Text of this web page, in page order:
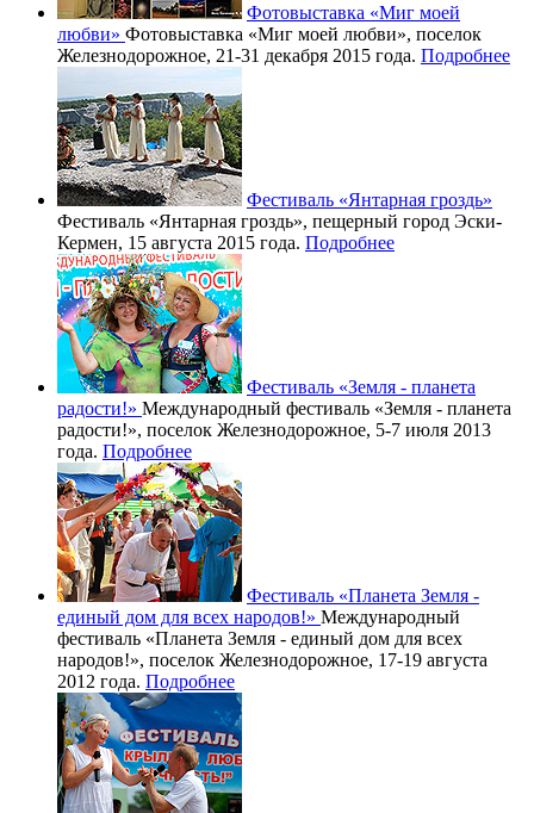
Фотовыставка «Миг моей
любви» Фотовыставка «Миг моей любви», поселок
Железнодорожное, 21-31 декабря 2015 года. Подробнее
Фестиваль «Янтарная гроздь»
Фестиваль «Янтарная гроздь», пещерный город Эски-
Кермен, 15 августа 2015 года. Подробнее
Фестиваль «Земля - планета
радости!» Международный фестиваль «Земля - планета
радости!», поселок Железнодорожное, 5-7 июля 2013
года. Подробнее
Фестиваль «Планета Земля -
единый дом для всех народов!» Международный
фестиваль «Планета Земля - единый дом для всех
народов!», поселок Железнодорожное, 17-19 августа
2012 года. Подробнее